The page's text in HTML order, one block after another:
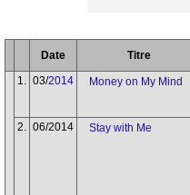
Date Titre
1.
03/2014 Money on My Mind
2. 06/2014 Stay with Me